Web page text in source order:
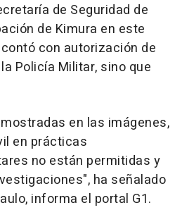
de Seguridad de
de Kimura en este
con autorización de
Policía Militar, sino que
en las imágenes,
en prácticas
no están permitidas y
ha señalado
informa el portal G1.